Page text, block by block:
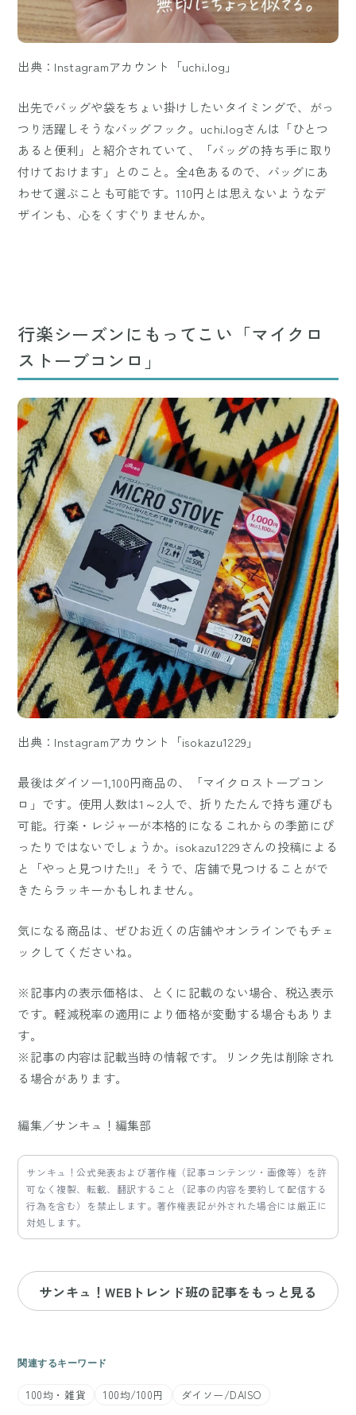
出典：Instagramアカウント「uchi.log」
出先でバッグや袋をちょい掛けしたいタイミングで、がっ
つり活躍しそうなバッグフック。uchi.logさんは「ひとつ
あると便利」と紹介されていて、「バッグの持ち手に取り
付けておけます」とのこと。全4色あるので、バッグにあ
わせて選ぶことも可能です。110円とは思えないようなデ
ザインも、心をくすぐりませんか。
行楽シーズンにもってこい「マイクロ
ストーブコンロ」
出典：Instagramアカウント「isokazu1229」
最後はダイソー1,100円商品の、「マイクロストーブコン
ロ」です。使用人数は1～2人で、折りたたんで持ち運びも
可能。行楽・レジャーが本格的になるこれからの季節にぴ
ったりではないでしょうか。isokazu1229さんの投稿による
と「やっと見つけた!!」そうで、店舗で見つけることがで
きたらラッキーかもしれません。
気になる商品は、ぜひお近くの店舗やオンラインでもチェ
ックしてくださいね。
※記事内の表示価格は、とくに記載のない場合、税込表示
です。軽減税率の適用により価格が変動する場合もありま
す。
※記事の内容は記載当時の情報です。リンク先は削除され
る場合があります。
編集／サンキュ！編集部
サンキュ！公式発表および著作権（記事コンテンツ・画像等）を許
可なく複製、転載、翻訳すること（記事の内容を要約して配信する
行為を含む）を禁止します。著作権表記が外された場合には厳正に
対処します。
サンキュ！WEBトレンド班の記事をもっと見る
関連するキーワード
100均・雑貨 100均/100円 ダイソー/DAISO